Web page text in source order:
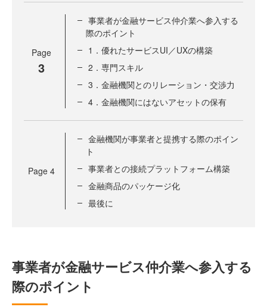
Page
3
事業者が金融サービス仲介業へ参入する
際のポイント
1．優れたサービスUI／UXの構築
2．専門スキル
3．金融機関とのリレーション・交渉力
4．金融機関にはないアセットの保有
Page 4
金融機関が事業者と提携する際のポイン
ト
事業者との接続プラットフォーム構築
金融商品のパッケージ化
最後に
事業者が金融サービス仲介業へ参入する
際のポイント